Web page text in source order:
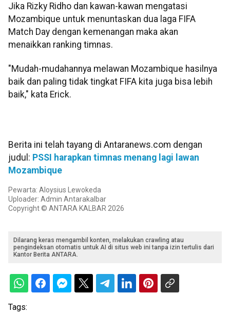
Jika Rizky Ridho dan kawan-kawan mengatasi
Mozambique untuk menuntaskan dua laga FIFA
Match Day dengan kemenangan maka akan
menaikkan ranking timnas.
"Mudah-mudahannya melawan Mozambique hasilnya
baik dan paling tidak tingkat FIFA kita juga bisa lebih
baik," kata Erick.
Berita ini telah tayang di Antaranews.com dengan
judul: PSSI harapkan timnas menang lagi lawan
Mozambique
Pewarta: Aloysius Lewokeda
Uploader: Admin Antarakalbar
Copyright © ANTARA KALBAR 2026
Dilarang keras mengambil konten, melakukan crawling atau
pengindeksan otomatis untuk AI di situs web ini tanpa izin tertulis dari
Kantor Berita ANTARA.
Tags: